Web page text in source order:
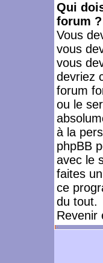
Qui
forum ?
Vous
vous
vous
devriez
forum
ou le
à la
phpBB
avec le
faites
ce
du tout.
Revenir